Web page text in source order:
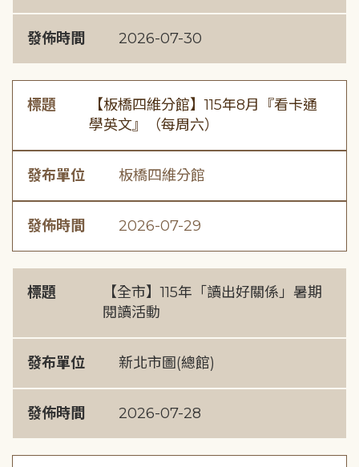
發佈時間 2026-07-30
標題
【板橋四維分館】115年8月『看卡通
學英文』（每周六）
發布單位 板橋四維分館
發佈時間 2026-07-29
標題
【全市】115年「讀出好關係」暑期
閱讀活動
發布單位 新北市圖(總館)
發佈時間 2026-07-28